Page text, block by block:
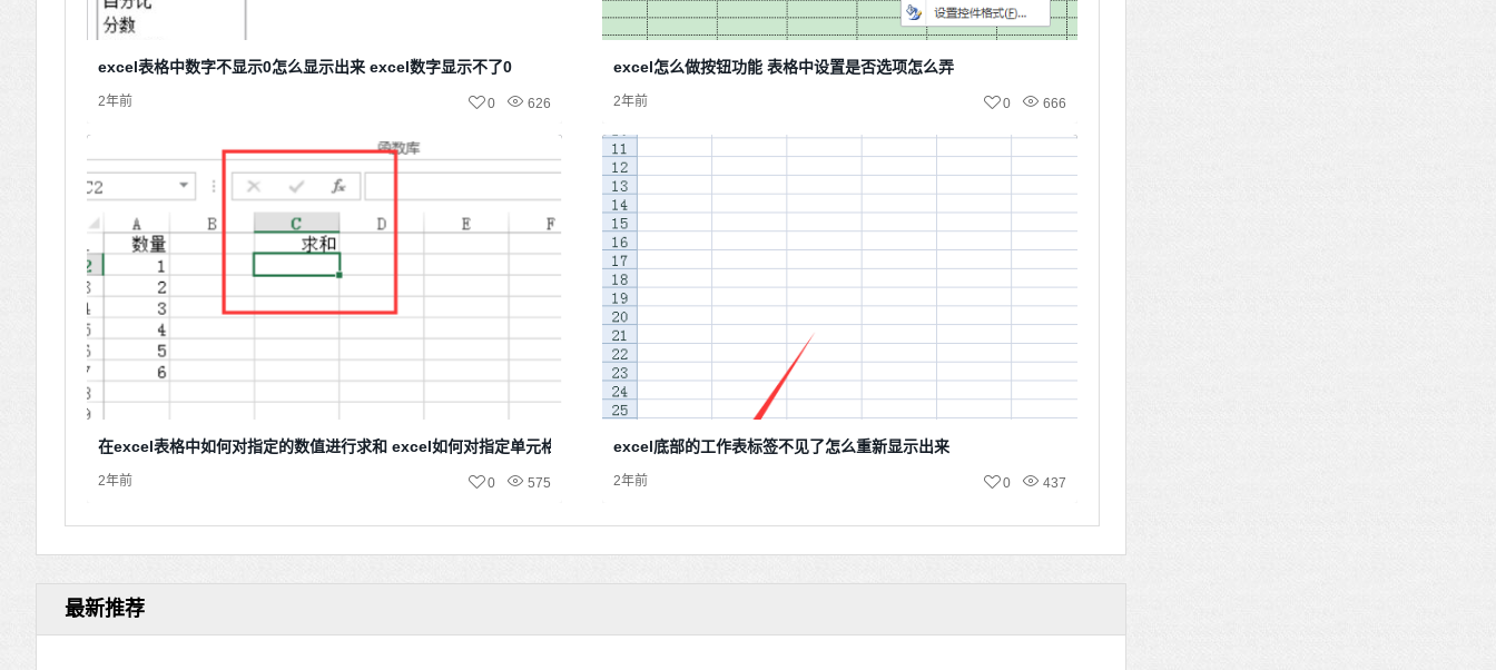
excel表格中数字不显示0怎么显示出来 excel数字显示不了0
2年前 626
0
excel怎么做按钮功能 表格中设置是否选项怎么弄
2年前 666
0
在excel表格中如何对指定的数值进行求和 excel如何对指定单元格求和
2年前 575
0
excel底部的工作表标签不见了怎么重新显示出来
2年前 437
0
最新推荐